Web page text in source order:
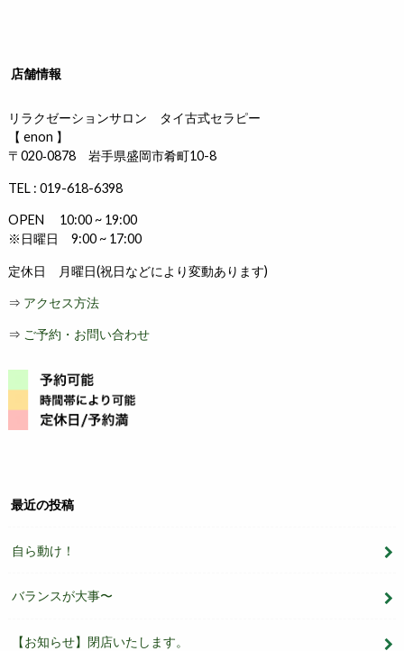
店舗情報
リラクゼーションサロン タイ古式セラピー
【 enon 】
〒020‐0878 岩手県盛岡市肴町10-8
TEL : 019-618-6398
OPEN 10:00 ~ 19:00
※日曜日 9:00 ~ 17:00
定休日 月曜日(祝日などにより変動あります)
⇒ アクセス方法
⇒ ご予約・お問い合わせ
最近の投稿
自ら動け！
バランスが大事〜
【お知らせ】閉店いたします。